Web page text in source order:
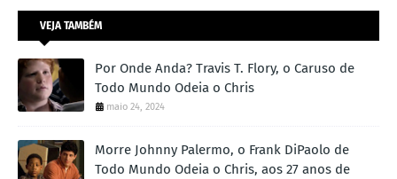
VEJA TAMBÉM
Por Onde Anda? Travis T. Flory, o Caruso de
Todo Mundo Odeia o Chris
maio 24, 2024
Morre Johnny Palermo, o Frank DiPaolo de
Todo Mundo Odeia o Chris, aos 27 anos de